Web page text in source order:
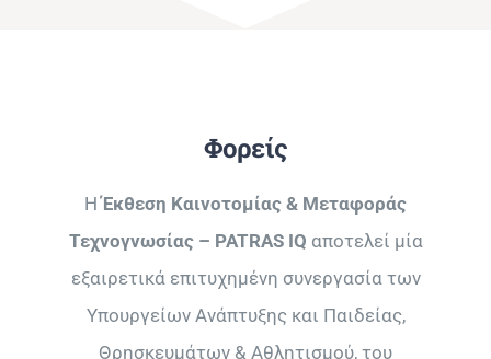
Φορείς
ΗΈκθεση Καινοτομίας & Μεταφοράς
Τεχνογνωσίας – PATRAS IQ αποτελεί μία
εξαιρετικά επιτυχημένη συνεργασία των
Υπουργείων Ανάπτυξης και Παιδείας,
Θρησκευμάτων & Αθλητισμού, του